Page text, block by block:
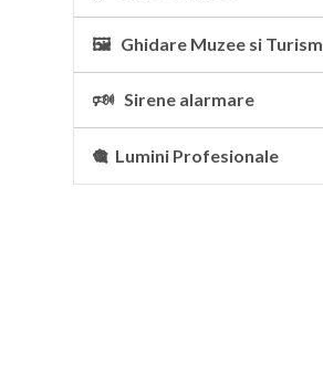
🖼 Ghidare Muzee si Turism
🕬 Sirene alarmare
🎕 Lumini Profesionale